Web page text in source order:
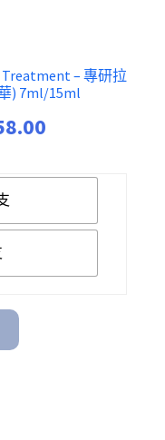
– 專研拉
) 7ml/15ml
through